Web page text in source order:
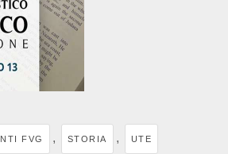
FVG , STORIA , UTE